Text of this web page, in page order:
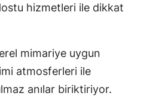
hizmetleri ile dikkat
mimariye uygun
atmosferleri ile
anılar biriktiriyor.